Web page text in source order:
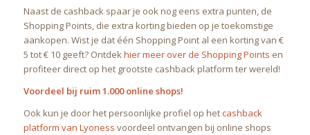
Naast de cashback spaar je ook nog eens extra punten, de
Shopping Points, die extra korting bieden op je toekomstige
aankopen. Wist je dat één Shopping Point al een korting van €
5 tot € 10 geeft? Ontdekhier meer over de Shopping Points en
profiteer direct op het grootste cashback platform ter wereld!
Voordeel bij ruim 1.000 online shops!
Ook kun je door het persoonlijke profiel op hetcashback
platform van Lyoness voordeel ontvangen bij online shops